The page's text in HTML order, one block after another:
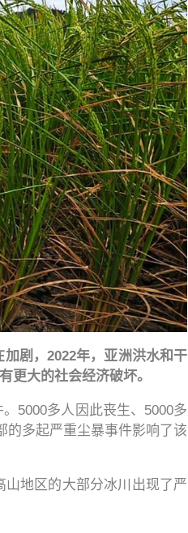
剧，2022年，亚洲洪水和干
更大的社会经济破坏。
5000多人因此丧生、5000多
的多起严重尘暴事件影响了该
山地区的大部分冰川出现了严